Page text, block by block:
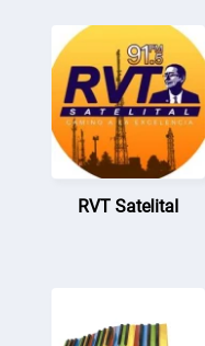
RVT Satelital